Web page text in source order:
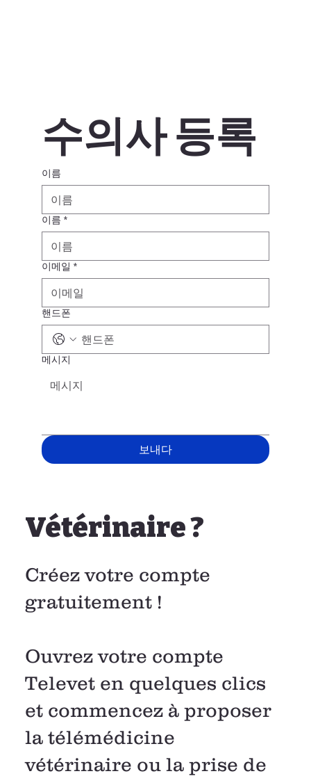
수의사 등록
이름
이름 *
이메일 *
핸드폰
메시지
보내다
Vétérinaire ?
Créez votre compte
gratuitement !
Ouvrez votre compte
Televet en quelques clics
et commencez à proposer
la télémédicine
vétérinaire ou la prise de